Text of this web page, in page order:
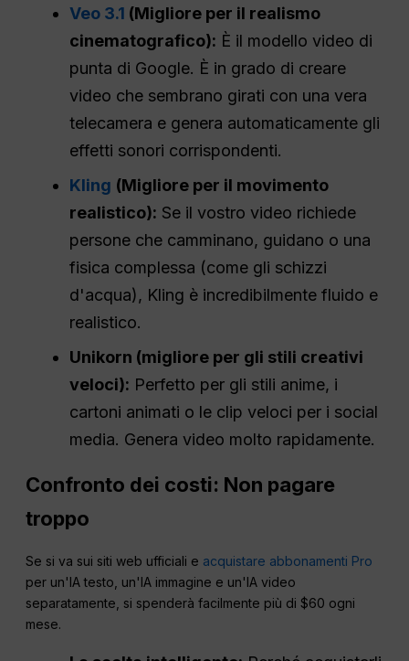
Veo 3.1 (Migliore per il realismo
cinematografico): È il modello video di
punta di Google. È in grado di creare
video che sembrano girati con una vera
telecamera e genera automaticamente gli
effetti sonori corrispondenti.
Kling (Migliore per il movimento
realistico): Se il vostro video richiede
persone che camminano, guidano o una
fisica complessa (come gli schizzi
d'acqua), Kling è incredibilmente fluido e
realistico.
Unikorn (migliore per gli stili creativi
veloci): Perfetto per gli stili anime, i
cartoni animati o le clip veloci per i social
media. Genera video molto rapidamente.
Confronto dei costi: Non pagare
troppo
Se si va sui siti web ufficiali e acquistare abbonamenti Pro
per un'IA testo, un'IA immagine e un'IA video
separatamente, si spenderà facilmente più di $60 ogni
mese.